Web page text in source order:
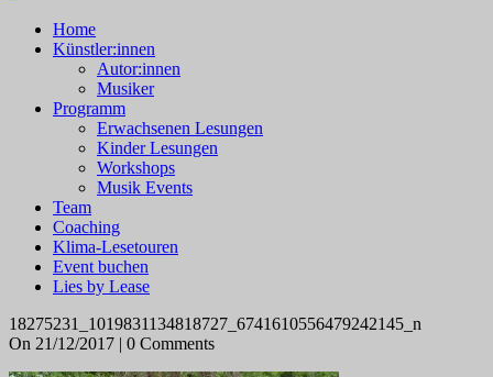
Home
Künstler:innen
Autor:innen
Musiker
Programm
Erwachsenen Lesungen
Kinder Lesungen
Workshops
Musik Events
Team
Coaching
Klima-Lesetouren
Event buchen
Lies by Lease
18275231_1019831134818727_6741610556479242145_n
On 21/12/2017 | 0 Comments